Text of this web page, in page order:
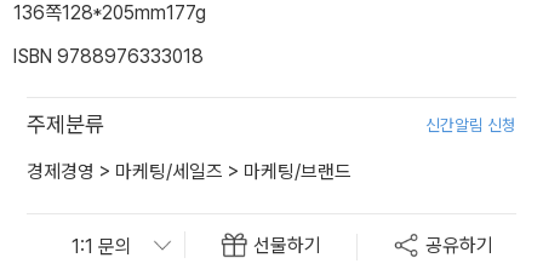
136쪽128*205mm177g
ISBN 9788976333018
주제분류 신간알림 신청
경제경영 > 마케팅/세일즈 > 마케팅/브랜드
선물하기 공유하기